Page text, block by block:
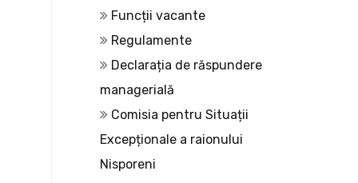
Funcții vacante
Regulamente
Declarația de răspundere
managerială
Comisia pentru Situații
Excepționale a raionului
Nisporeni